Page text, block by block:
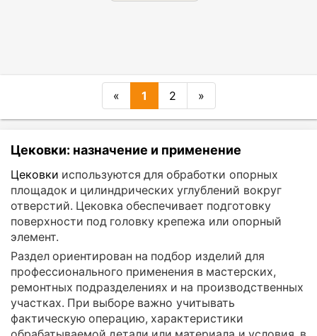
« 1 2 »
Цековки: назначение и применение
Цековки используются для обработки опорных
площадок и цилиндрических углублений вокруг
отверстий. Цековка обеспечивает подготовку
поверхности под головку крепежа или опорный
элемент.
Раздел ориентирован на подбор изделий для
профессионального применения в мастерских,
ремонтных подразделениях и на производственных
участках. При выборе важно учитывать
фактическую операцию, характеристики